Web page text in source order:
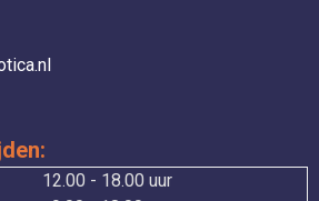
12.00 - 18.00 uur